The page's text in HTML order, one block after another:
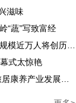
滋味
“蔬”写致富经
式太惊艳